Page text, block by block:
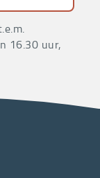
16.30 uur,